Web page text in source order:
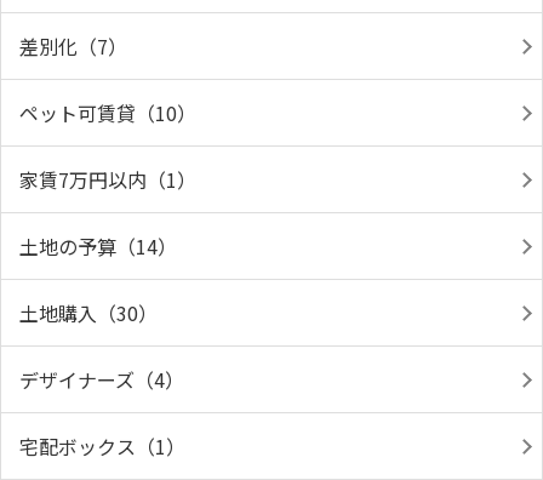
差別化（7）
ペット可賃貸（10）
家賃7万円以内（1）
土地の予算（14）
土地購入（30）
デザイナーズ（4）
宅配ボックス（1）